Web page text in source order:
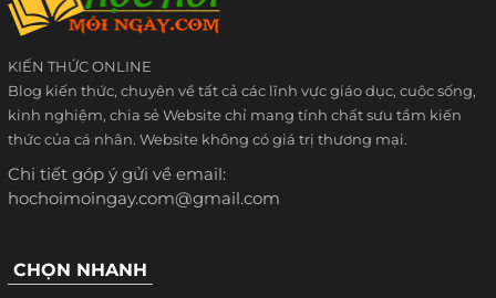
KIẾN THỨC ONLINE
Blog kiến thức, chuyên về tất cả các lĩnh vực giáo dục, cuộc sống,
kinh nghiệm, chia sẻ Website chỉ mang tính chất sưu tầm kiến
thức của cá nhân. Website không có giá trị thương mại.
Chi tiết góp ý gửi về email:
hochoimoingay.com@gmail.com
CHỌN NHANH